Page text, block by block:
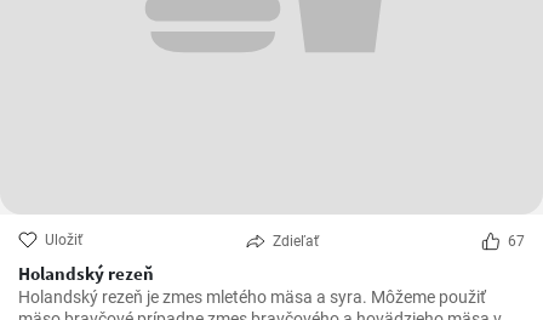
Uložiť Zdieľať 67
Holandský rezeň
Holandský rezeň je zmes mletého mäsa a syra. Môžeme použiť